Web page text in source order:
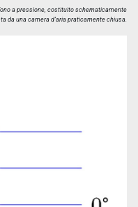
a pressione, costituito schematicamente
da una camera d’aria praticamente chiusa.